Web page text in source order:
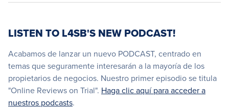
LISTEN TO L4SB'S NEW PODCAST!
Acabamos de lanzar un nuevo PODCAST, centrado en
temas que seguramente interesarán a la mayoría de los
propietarios de negocios. Nuestro primer episodio se titula
"Online Reviews on Trial". Haga clic aquí para acceder a
nuestros podcasts.